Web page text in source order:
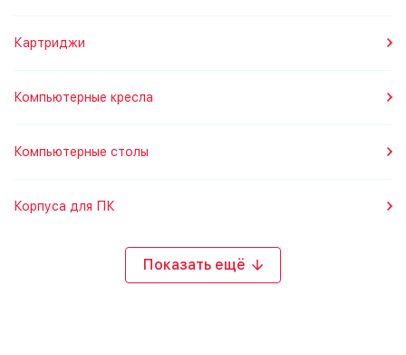
Картриджи
Компьютерные кресла
Компьютерные столы
Корпуса для ПК
Показать ещё